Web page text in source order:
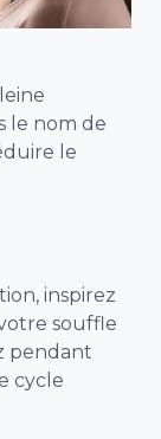
le nom de
le
inspirez
souffle
pendant
cycle